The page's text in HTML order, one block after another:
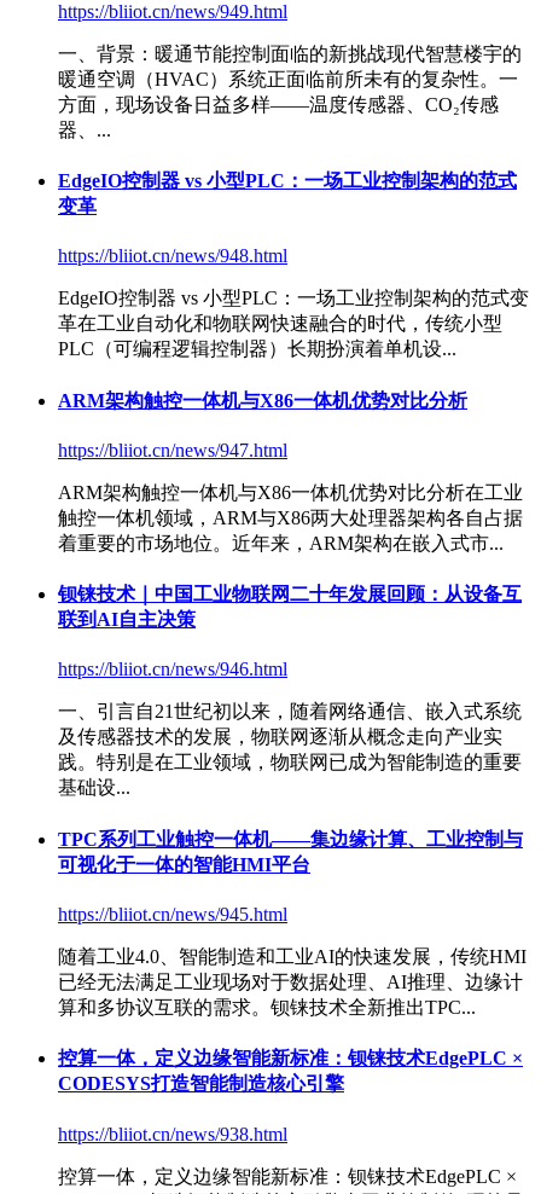
https://bliiot.cn/news/949.html
一、背景：暖通节能控制面临的新挑战现代智慧楼宇的
暖通空调（HVAC）系统正面临前所未有的复杂性。一
方面，现场设备日益多样——温度传感器、CO₂传感
器、...
EdgeIO控制器 vs 小型PLC：一场工业控制架构的范式
变革
https://bliiot.cn/news/948.html
EdgeIO控制器 vs 小型PLC：一场工业控制架构的范式变
革在工业自动化和物联网快速融合的时代，传统小型
PLC（可编程逻辑控制器）长期扮演着单机设...
ARM架构触控一体机与X86一体机优势对比分析
https://bliiot.cn/news/947.html
ARM架构触控一体机与X86一体机优势对比分析在工业
触控一体机领域，ARM与X86两大处理器架构各自占据
着重要的市场地位。近年来，ARM架构在嵌入式市...
钡铼技术｜中国工业物联网二十年发展回顾：从设备互
联到AI自主决策
https://bliiot.cn/news/946.html
一、引言自21世纪初以来，随着网络通信、嵌入式系统
及传感器技术的发展，物联网逐渐从概念走向产业实
践。特别是在工业领域，物联网已成为智能制造的重要
基础设...
TPC系列工业触控一体机——集边缘计算、工业控制与
可视化于一体的智能HMI平台
https://bliiot.cn/news/945.html
随着工业4.0、智能制造和工业AI的快速发展，传统HMI
已经无法满足工业现场对于数据处理、AI推理、边缘计
算和多协议互联的需求。钡铼技术全新推出TPC...
控算一体，定义边缘智能新标准：钡铼技术EdgePLC ×
CODESYS打造智能制造核心引擎
https://bliiot.cn/news/938.html
控算一体，定义边缘智能新标准：钡铼技术EdgePLC ×